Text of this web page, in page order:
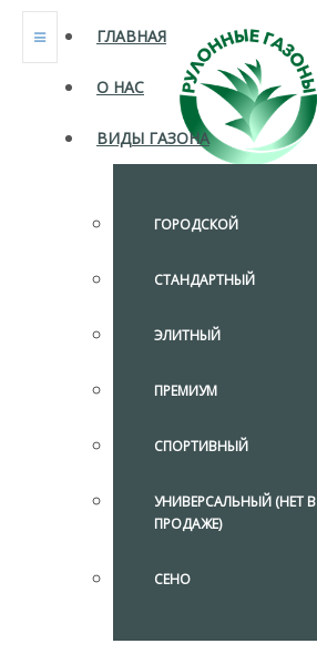
ГЛАВНАЯ
О НАС
ВИДЫ ГАЗОНА
ГОРОДСКОЙ
СТАНДАРТНЫЙ
ЭЛИТНЫЙ
ПРЕМИУМ
СПОРТИВНЫЙ
УНИВЕРСАЛЬНЫЙ (НЕТ В
ПРОДАЖЕ)
СЕНО